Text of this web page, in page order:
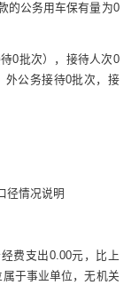
的公务用车保有量为0
0批次），接待人次0
外公务接待0批次，接
径情况说明
费支出0.00元 ，
比上
属于事业单位，无机关